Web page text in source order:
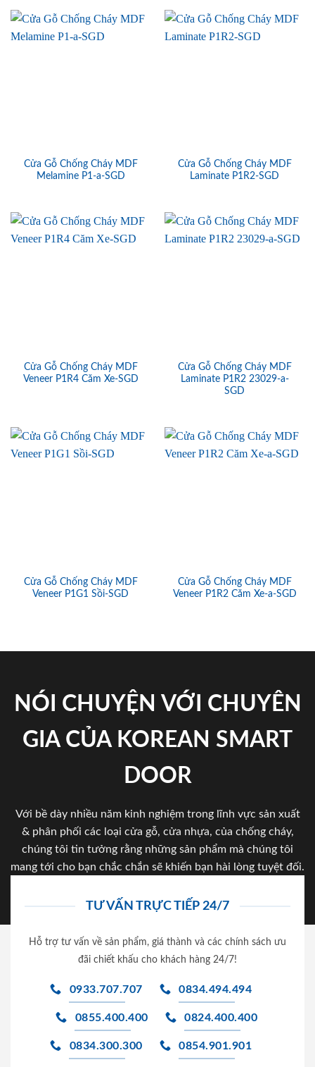
Cửa Gỗ Chống Cháy MDF
Melamine P1-a-SGD
Cửa Gỗ Chống Cháy MDF
Laminate P1R2-SGD
Cửa Gỗ Chống Cháy MDF
Veneer P1R4 Căm Xe-SGD
Cửa Gỗ Chống Cháy MDF
Laminate P1R2 23029-a-
SGD
Cửa Gỗ Chống Cháy MDF
Veneer P1G1 Sồi-SGD
Cửa Gỗ Chống Cháy MDF
Veneer P1R2 Căm Xe-a-SGD
NÓI CHUYỆN VỚI CHUYÊN
GIA CỦA KOREAN SMART
DOOR
Với bề dày nhiều năm kinh nghiệm trong lĩnh vực sản xuất
& phân phối các loại cửa gỗ, cửa nhựa, của chống cháy,
chúng tôi tin tưởng rằng những sản phẩm mà chúng tôi
mang tới cho bạn chắc chắn sẽ khiến bạn hài lòng tuyệt đối.
TƯ VẤN TRỰC TIẾP 24/7
Hỗ trợ tư vấn về sản phẩm, giá thành và các chính sách ưu
đãi chiết khấu cho khách hàng 24/7!
0933.707.707 0834.494.494
0855.400.400 0824.400.400
0834.300.300 0854.901.901